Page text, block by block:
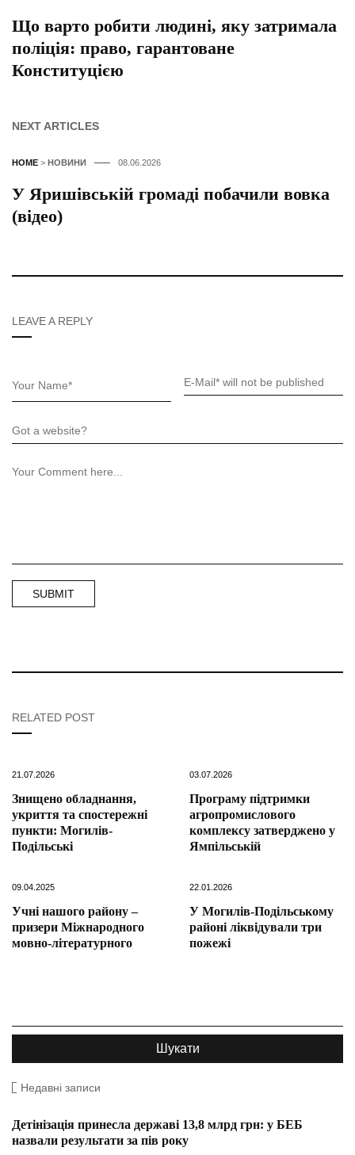
Що варто робити людині, яку затримала
поліція: право, гарантоване
Конституцією
NEXT ARTICLES
HOME > НОВИНИ 08.06.2026
У Яришівській громаді побачили вовка
(відео)
LEAVE A REPLY
RELATED POST
21.07.2026
Знищено обладнання,
укриття та спостережні
пункти: Могилів-
Подільські
03.07.2026
Програму підтримки
агропромислового
комплексу затверджено у
Ямпільській
09.04.2025
Учні нашого району –
призери Міжнародного
мовно-літературного
22.01.2026
У Могилів-Подільському
районі ліквідували три
пожежі
Недавні записи
Детінізація принесла державі 13,8 млрд грн: у БЕБ
назвали результати за пів року